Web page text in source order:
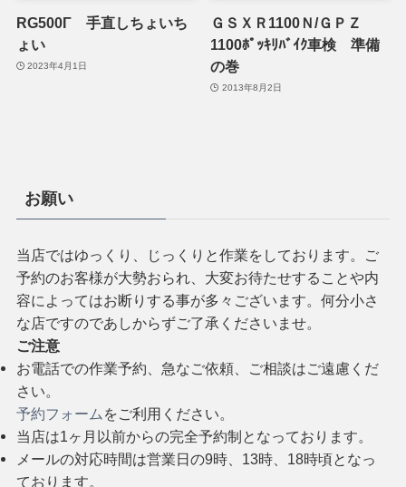
RG500Γ 手直しちょいち
ょい
2023年4月1日
ＧＳＸＲ1100Ｎ/ＧＰＺ
1100ﾎﾟｯｷﾘﾊﾞｲｸ車検 準備
の巻
2013年8月2日
お願い
当店ではゆっくり、じっくりと作業をしております。ご
予約のお客様が大勢おられ、大変お待たせすることや内
容によってはお断りする事が多々ございます。何分小さ
な店ですのであしからずご了承くださいませ。
ご注意
お電話での作業予約、急なご依頼、ご相談はご遠慮くだ
さい。
予約フォーム をご利用ください。
当店は1ヶ月以前からの完全予約制となっております。
メールの対応時間は営業日の9時、13時、18時頃となっ
ております。